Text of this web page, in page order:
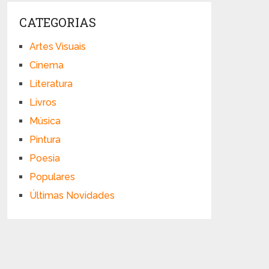
CATEGORIAS
Artes Visuais
Cinema
Literatura
Livros
Música
Pintura
Poesia
Populares
Últimas Novidades